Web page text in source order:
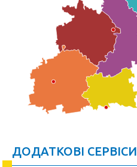
ДОДАТКОВІ СЕРВІСИ